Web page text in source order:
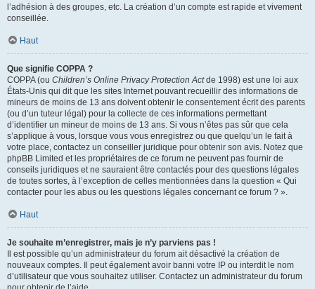
l’adhésion à des groupes, etc. La création d’un compte est rapide et vivement
conseillée.
Haut
Que signifie COPPA ?
COPPA (ou Children’s Online Privacy Protection Actde 1998) est une loi aux
États-Unis qui dit que les sites Internet pouvant recueillir des informations de
mineurs de moins de 13 ans doivent obtenir le consentement écrit des parents
(ou d’un tuteur légal) pour la collecte de ces informations permettant
d’identifier un mineur de moins de 13 ans. Si vous n’êtes pas sûr que cela
s’applique à vous, lorsque vous vous enregistrez ou que quelqu’un le fait à
votre place, contactez un conseiller juridique pour obtenir son avis. Notez que
phpBB Limited et les propriétaires de ce forum ne peuvent pas fournir de
conseils juridiques et ne sauraient être contactés pour des questions légales
de toutes sortes, à l’exception de celles mentionnées dans la question « Qui
contacter pour les abus ou les questions légales concernant ce forum ? ».
Haut
Je souhaite m’enregistrer, mais je n’y parviens pas !
Il est possible qu’un administrateur du forum ait désactivé la création de
nouveaux comptes. Il peut également avoir banni votre IP ou interdit le nom
d’utilisateur que vous souhaitez utiliser. Contactez un administrateur du forum